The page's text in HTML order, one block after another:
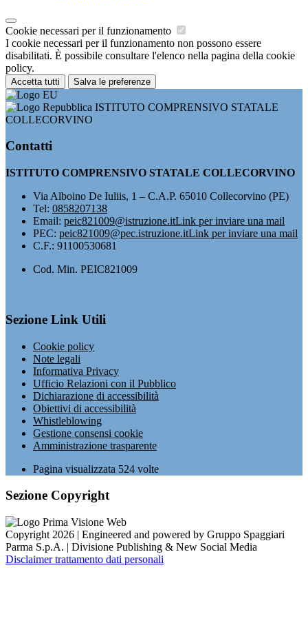
Cookie necessari per il funzionamento
I cookie necessari per il funzionamento non possono essere
disabilitati. È possibile consultare l'elenco nella pagina della cookie
policy.
Accetta tutti Salva le preferenze
ISTITUTO COMPRENSIVO STATALE
COLLECORVINO
Contatti
ISTITUTO COMPRENSIVO STATALE COLLECORVINO
Via Alboino De Iuliis, 1 – C.A.P. 65010 Collecorvino (PE)
Tel: 0858207138
Email: peic821009@istruzione.itLink per inviare una mail
PEC: peic821009@pec.istruzione.itLink per inviare una mail
C.F.: 91100530681
Cod. Min. PEIC821009
Sezione Link Utili
Cookie policy
Note legali
Informativa Privacy
Ufficio Relazioni con il Pubblico
Dichiarazione di accessibilità
Obiettivi di accessibilità
Whistleblowing
Gestione consensi cookie
Amministrazione trasparente
Pagina visualizzata 524 volte
Sezione Copyright
Copyright 2026 | Engineered and powered by Gruppo Spaggiari
Parma S.p.A. | Divisione Publishing & New Social Media
Disclaimer trattamento dati personali